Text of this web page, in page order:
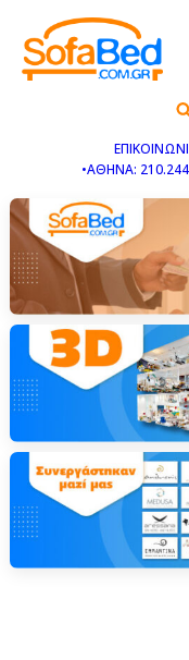
•ΑΘΗΝΑ: